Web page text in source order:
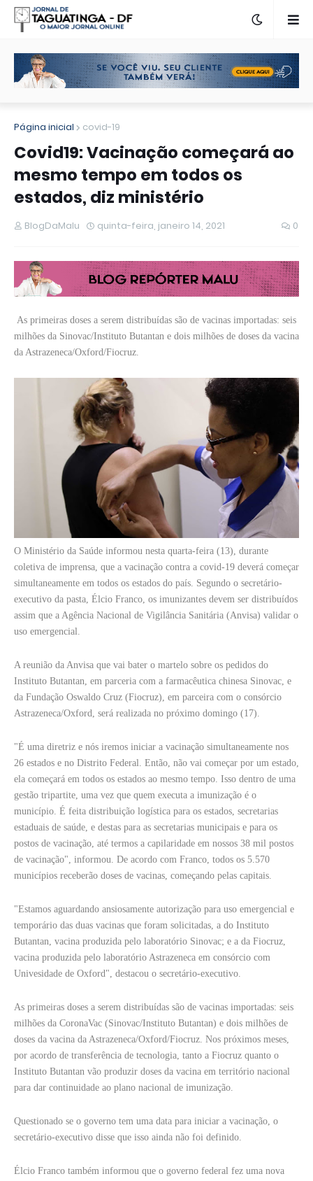
Página inicial covid-19
Covid19: Vacinação começará ao
mesmo tempo em todos os
estados, diz ministério
BlogDaMalu quinta-feira, janeiro 14, 2021 0
As primeiras doses a serem distribuídas são de vacinas importadas: seis
milhões da Sinovac/Instituto Butantan e dois milhões de doses da vacina
da Astrazeneca/Oxford/Fiocruz.
O Ministério da Saúde informou nesta quarta-feira (13), durante
coletiva de imprensa, que a vacinação contra a covid-19 deverá começar
simultaneamente em todos os estados do país. Segundo o secretário-
executivo da pasta, Élcio Franco, os imunizantes devem ser distribuídos
assim que a Agência Nacional de Vigilância Sanitária (Anvisa) validar o
uso emergencial.
A reunião da Anvisa que vai bater o martelo sobre os pedidos do
Instituto Butantan, em parceria com a farmacêutica chinesa Sinovac, e
da Fundação Oswaldo Cruz (Fiocruz), em parceira com o consórcio
Astrazeneca/Oxford, será realizada no próximo domingo (17).
"É uma diretriz e nós iremos iniciar a vacinação simultaneamente nos
26 estados e no Distrito Federal. Então, não vai começar por um estado,
ela começará em todos os estados ao mesmo tempo. Isso dentro de uma
gestão tripartite, uma vez que quem executa a imunização é o
município. É feita distribuição logística para os estados, secretarias
estaduais de saúde, e destas para as secretarias municipais e para os
postos de vacinação, até termos a capilaridade em nossos 38 mil postos
de vacinação", informou. De acordo com Franco, todos os 5.570
municípios receberão doses de vacinas, começando pelas capitais.
"Estamos aguardando ansiosamente autorização para uso emergencial e
temporário das duas vacinas que foram solicitadas, a do Instituto
Butantan, vacina produzida pelo laboratório Sinovac; e a da Fiocruz,
vacina produzida pelo laboratório Astrazeneca em consórcio com
Univesidade de Oxford", destacou o secretário-executivo.
As primeiras doses a serem distribuídas são de vacinas importadas: seis
milhões da CoronaVac (Sinovac/Instituto Butantan) e dois milhões de
doses da vacina da Astrazeneca/Oxford/Fiocruz. Nos próximos meses,
por acordo de transferência de tecnologia, tanto a Fiocruz quanto o
Instituto Butantan vão produzir doses da vacina em território nacional
para dar continuidade ao plano nacional de imunização.
Questionado se o governo tem uma data para iniciar a vacinação, o
secretário-executivo disse que isso ainda não foi definido.
Élcio Franco também informou que o governo federal fez uma nova